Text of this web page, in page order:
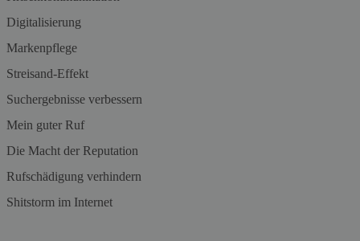
Digitalisierung
Markenpflege
Streisand-Effekt
Suchergebnisse verbessern
Mein guter Ruf
Die Macht der Reputation
Rufschädigung verhindern
Shitstorm im Internet